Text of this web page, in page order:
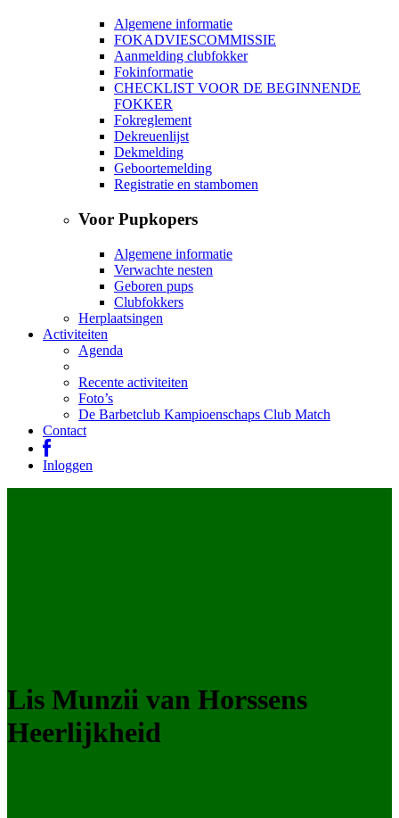
Algemene informatie
FOKADVIESCOMMISSIE
Aanmelding clubfokker
Fokinformatie
CHECKLIST VOOR DE BEGINNENDE
FOKKER
Fokreglement
Dekreuenlijst
Dekmelding
Geboortemelding
Registratie en stambomen
Voor Pupkopers
Algemene informatie
Verwachte nesten
Geboren pups
Clubfokkers
Herplaatsingen
Activiteiten
Agenda
Recente activiteiten
Foto’s
De Barbetclub Kampioenschaps Club Match
Contact
Inloggen
Lis Munzii van Horssens
Heerlijkheid